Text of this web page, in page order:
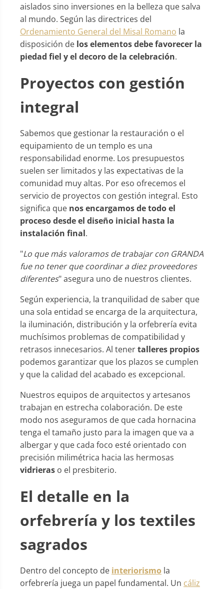
aislados sino inversiones en la belleza que salva
al mundo. Según las directrices del
Ordenamiento General del Misal Romano la
disposición de los elementos debe favorecer la
piedad fiel y el decoro de la celebración.
Proyectos con gestión
integral
Sabemos que gestionar la restauración o el
equipamiento de un templo es una
responsabilidad enorme. Los presupuestos
suelen ser limitados y las expectativas de la
comunidad muy altas. Por eso ofrecemos el
servicio de proyectos con gestión integral. Esto
significa que nos encargamos de todo el
proceso desde el diseño inicial hasta la
instalación final.
"Lo que más valoramos de trabajar con GRANDA
fue no tener que coordinar a diez proveedores
diferentes" asegura uno de nuestros clientes.
Según experiencia, la tranquilidad de saber que
una sola entidad se encarga de la arquitectura,
la iluminación, distribución y la orfebrería evita
muchísimos problemas de compatibilidad y
retrasos innecesarios. Al tenertalleres propios
podemos garantizar que los plazos se cumplen
y que la calidad del acabado es excepcional.
Nuestros equipos de arquitectos y artesanos
trabajan en estrecha colaboración. De este
modo nos aseguramos de que cada hornacina
tenga el tamaño justo para la imagen que va a
albergar y que cada foco esté orientado con
precisión milimétrica hacia las hermosas
vidrieras o el presbiterio.
El detalle en la
orfebrería y los textiles
sagrados
Dentro del concepto de interiorismo la
orfebrería juega un papel fundamental. Un cáliz